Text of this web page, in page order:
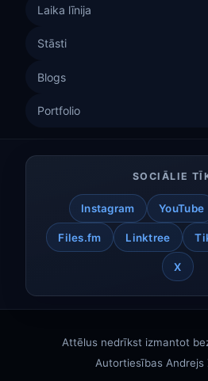
Laika līnija
Stāsti
Blogs
Portfolio
SOCIĀLIE
Instagram YouTube
Files.fm Linktree
X
Attēlus nedrīkst izmantot
Autortiesības Andrejs